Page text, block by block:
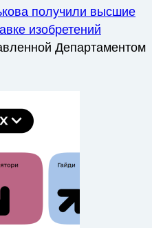
получили высшие
изобретений
Департаментом